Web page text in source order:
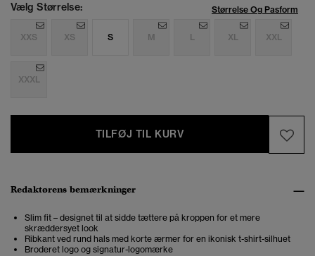
Vælg Størrelse: Størrelse Og Pasform
XXS XS S M L XL XXL
XXXL
TILFØJ TIL KURV
Redaktørens bemærkninger
Slim fit – designet til at sidde tættere på kroppen for et mere
skræddersyet look
Ribkant ved rund hals med korte ærmer for en ikonisk t-shirt-silhuet
Broderet logo og signatur-logomærke